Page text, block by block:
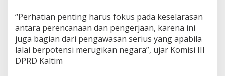
“Perhatian penting harus fokus pada keselarasan
antara perencanaan dan pengerjaan, karena ini
juga bagian dari pengawasan serius yang apabila
lalai berpotensi merugikan negara”, ujar Komisi III
DPRD Kaltim